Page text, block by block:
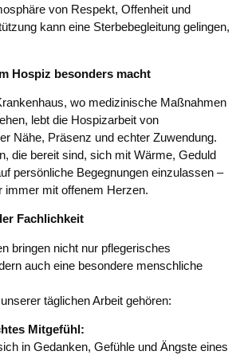
von Respekt, Offenheit und
kann eine Sterbebegleitung gelingen,
Hospiz besonders macht
wo medizinische Maßnahmen
lebt die Hospizarbeit von
Nähe, Präsenz und echter Zuwendung.
die bereit sind, sich mit Wärme, Geduld
persönliche Begegnungen einzulassen –
immer mit offenem Herzen.
Fachlichkeit
bringen nicht nur pflegerisches
auch eine besondere menschliche
täglichen Arbeit gehören:
Mitgefühl:
in Gedanken, Gefühle und Ängste eines